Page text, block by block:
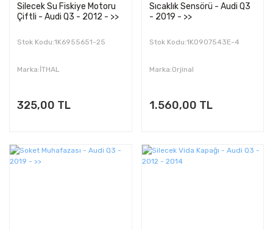
Silecek Su Fiskiye Motoru
Çiftli - Audi Q3 - 2012 - >>
Stok Kodu:1K6955651-25
Marka:İTHAL
325,00 TL
Sıcaklık Sensörü - Audi Q3
- 2019 - >>
Stok Kodu:1K0907543E-4
Marka:Orjinal
1.560,00 TL